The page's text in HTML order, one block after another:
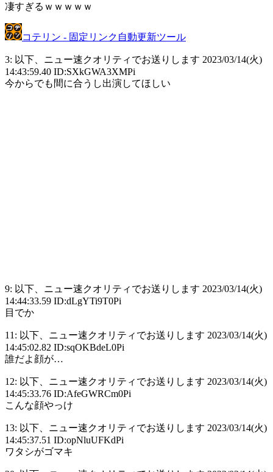
凄すぎるｗｗｗｗｗ
コテリン - 固定リンク自動更新ツール
3: 以下、ニュー速クオリティでお送りします 2023/03/14(火)
14:43:59.40 ID:SXkGWA3XMPi
今からでも間に合うし出演してほしい
9: 以下、ニュー速クオリティでお送りします 2023/03/14(火)
14:44:33.59 ID:dLgYTi9T0Pi
目でか
11: 以下、ニュー速クオリティでお送りします 2023/03/14(火)
14:45:02.82 ID:sqOKBdeL0Pi
誰だよ顔が…
12: 以下、ニュー速クオリティでお送りします 2023/03/14(火)
14:45:33.76 ID:AfeGWRCm0Pi
こんな顔やっけ
13: 以下、ニュー速クオリティでお送りします 2023/03/14(火)
14:45:37.51 ID:opNluUFKdPi
ワタシがゴマキ